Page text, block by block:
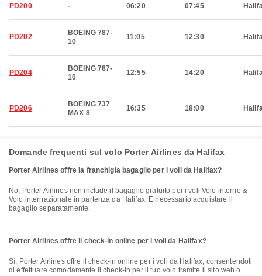
PD200 - 06:20 07:45
PD202
BOEING 787-
10
11:05 12:30
PD204
BOEING 787-
10
12:55 14:20
PD206
BOEING 737
MAX 8
16:35 18:00
Domande frequenti sul volo Porter Airlines da Halifax
Porter Airlines offre la franchigia bagaglio per i voli da Halifax?
No, Porter Airlines non include il bagaglio gratuito per i voli Volo interno &
Volo internazionale in partenza da Halifax. È necessario acquistare il
bagaglio separatamente.
Porter Airlines offre il check-in online per i voli da Halifax?
Sì, Porter Airlines offre il check-in online per i voli da Halifax, consentendoti
di effettuare comodamente il check-in per il tuo volo tramite il sito web o